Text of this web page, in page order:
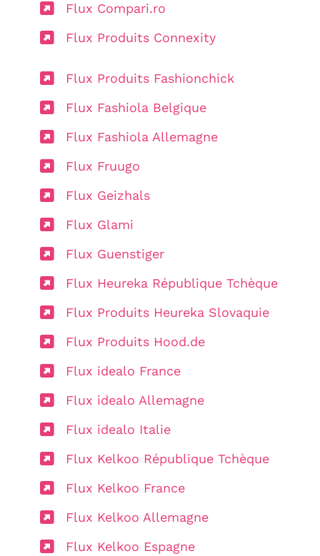
Flux Compari.ro
Flux Produits Connexity
Flux Produits Fashionchick
Flux Fashiola Belgique
Flux Fashiola Allemagne
Flux Fruugo
Flux Geizhals
Flux Glami
Flux Guenstiger
Flux Heureka République Tchèque
Flux Produits Heureka Slovaquie
Flux Produits Hood.de
Flux idealo France
Flux idealo Allemagne
Flux idealo Italie
Flux Kelkoo République Tchèque
Flux Kelkoo France
Flux Kelkoo Allemagne
Flux Kelkoo Espagne